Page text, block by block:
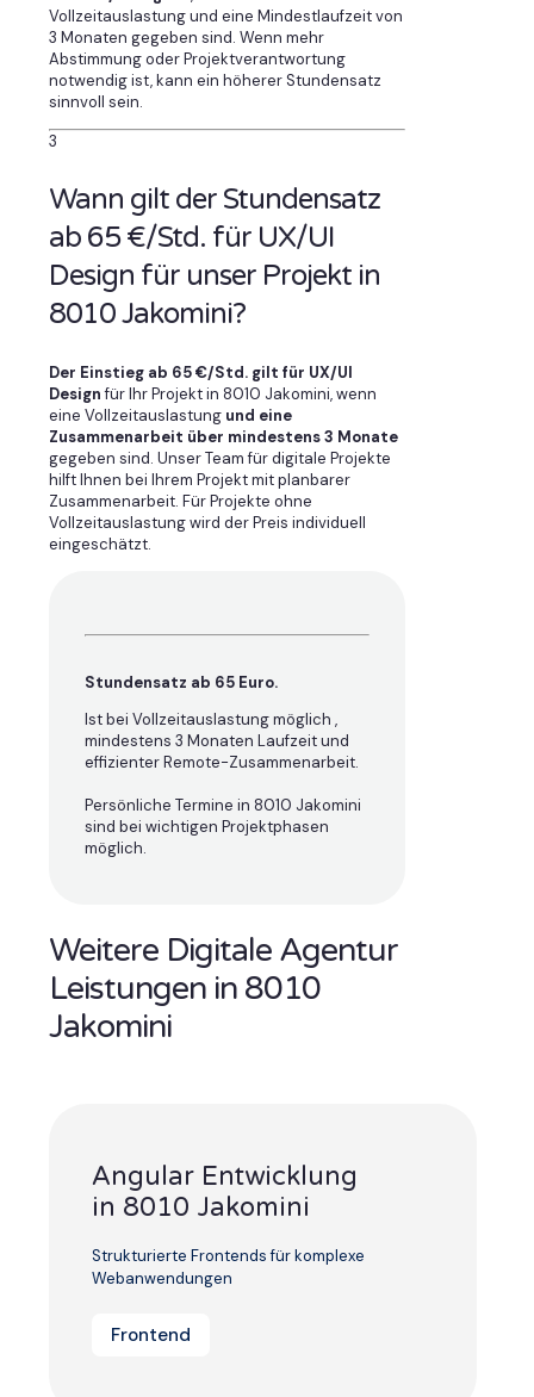
Vollzeitauslastung und eine Mindestlaufzeit von
3 Monaten gegeben sind. Wenn mehr
Abstimmung oder Projektverantwortung
notwendig ist, kann ein höherer Stundensatz
sinnvoll sein.
3
Wann gilt der Stundensatz
ab 65 €/Std. für UX/UI
Design für unser Projekt in
8010 Jakomini?
Der Einstieg ab 65 €/Std. gilt für UX/UI
Designfür Ihr Projekt in 8010 Jakomini, wenn
eine Vollzeitauslastung und eine
Zusammenarbeit über mindestens 3 Monate
gegeben sind. Unser Team für digitale Projekte
hilft Ihnen bei Ihrem Projekt mit planbarer
Zusammenarbeit. Für Projekte ohne
Vollzeitauslastung wird der Preis individuell
eingeschätzt.
Stundensatz ab 65 Euro.
Ist bei Vollzeitauslastung möglich ,
mindestens 3 Monaten Laufzeit und
effizienter Remote-Zusammenarbeit.
Persönliche Termine in 8010 Jakomini
sind bei wichtigen Projektphasen
möglich.
Weitere Digitale Agentur
Leistungen in 8010
Jakomini
Angular Entwicklung
in 8010 Jakomini
Strukturierte Frontends für komplexe
Webanwendungen
Frontend